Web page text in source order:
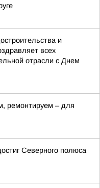
и
всех
отрасли с Днем
ремонтируем – для
Северного полюса